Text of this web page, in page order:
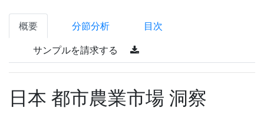
概要 分節分析 目次
サンプルを請求する
日本 都市農業市場 洞察